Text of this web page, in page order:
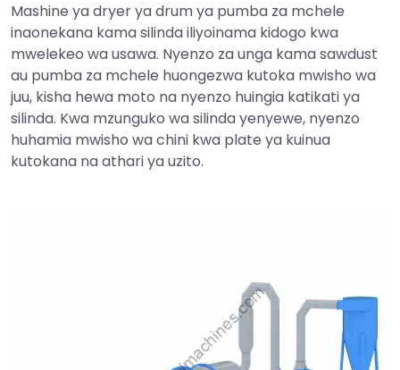
Mashine ya dryer ya drum ya pumba za mchele
inaonekana kama silinda iliyoinama kidogo kwa
mwelekeo wa usawa. Nyenzo za unga kama sawdust
au pumba za mchele huongezwa kutoka mwisho wa
juu, kisha hewa moto na nyenzo huingia katikati ya
silinda. Kwa mzunguko wa silinda yenyewe, nyenzo
huhamia mwisho wa chini kwa plate ya kuinua
kutokana na athari ya uzito.